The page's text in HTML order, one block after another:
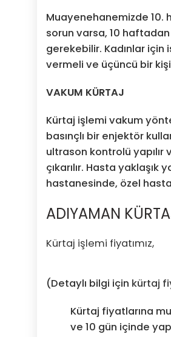
Muayenehanemizde 10.
sorun varsa, 10
gerekebilir. Kadınlar için
vermeli ve üçüncü bir
VAKUM KÜRTAJ
Kürtaj işlemi vakum
basınçlı bir enjektör
ultrason kontrolü
çıkarılır. Hasta
hastanesinde, özel
ADIYAMAN
Kürtaj işlemi fiyatımız,
(Detaylı bilgi için kürtaj
Kürtaj fiyatlarına
ve 10 gün içinde